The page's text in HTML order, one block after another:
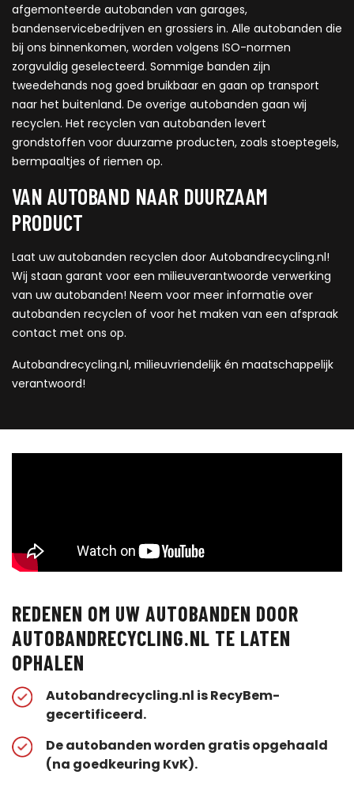
afgemonteerde autobanden van garages,
bandenservicebedrijven en grossiers in. Alle autobanden die
bij ons binnenkomen, worden volgens ISO-normen
zorgvuldig geselecteerd. Sommige banden zijn
tweedehands nog goed bruikbaar en gaan op transport
naar het buitenland. De overige autobanden gaan wij
recyclen. Het recyclen van autobanden levert
grondstoffen voor duurzame producten, zoals stoeptegels,
bermpaaltjes of riemen op.
VAN AUTOBAND NAAR DUURZAAM
PRODUCT
Laat uw autobanden recyclen door Autobandrecycling.nl!
Wij staan garant voor een milieuverantwoorde verwerking
van uw autobanden! Neem voor meer informatie over
autobanden recyclen of voor het maken van een afspraak
contact met ons op.
Autobandrecycling.nl, milieuvriendelijk én maatschappelijk
verantwoord!
REDENEN OM UW AUTOBANDEN DOOR
AUTOBANDRECYCLING.NL TE LATEN
OPHALEN
Autobandrecycling.nl is RecyBem-
gecertificeerd.
De autobanden worden gratis opgehaald
(na goedkeuring KvK).